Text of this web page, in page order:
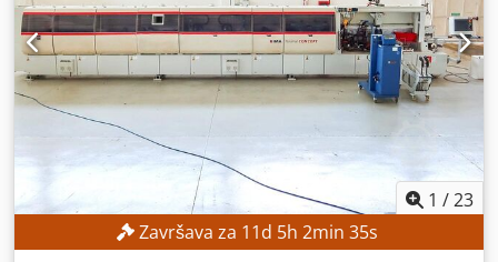
1 /23
Završava za 11d 5h 2min 34s